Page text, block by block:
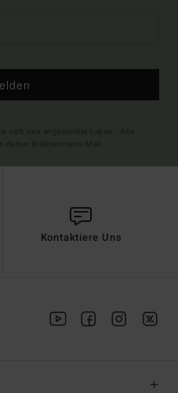
Kontaktiere Uns